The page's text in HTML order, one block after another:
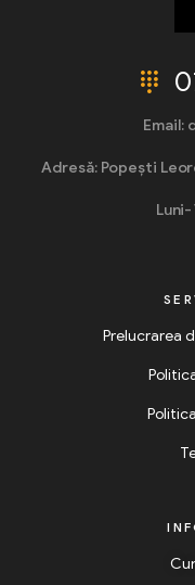
Email:
Adresă: Popești
Luni-
Prelucrarea